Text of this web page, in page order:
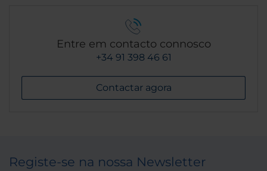
Entre em contacto connosco
+34 91 398 46 61
Contactar agora
Registe-se na nossa Newsletter